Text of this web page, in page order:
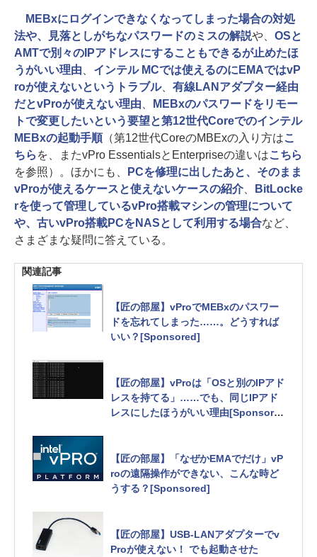
MEBxにログインできなくなってしまった場合の対処
法や、見落としがちなパスワードのミスの解説や、 OSと
AMTで別々のIPアドレスにすることもできるが止めたほ
うがいい理由
インテル MCでは使えるのにEMAではvP
roが使えないというトラブル、 有線LANアダプター経由
だとvProが使えない理由
MEBxのパスワードをリモー
トで変更したいという要望と第12世代Coreでのインテル
MEBxの起動手順（第12世代CoreのMBExの入り方はこ
ちら を、またvPro EssentialsとEnterpriseの違いはこちら
を参照）。ほかにも、
PCを修理に出したあと、そのまま
vProが使えるケースと使えないケースの紹介、
BitLocke
rを使って管理しているvPro搭載マシンの管理について
や、古いvPro搭載PCをNASとして利用する場合など、
さまざまな疑問に答えている。
関連記事
【匠の部屋】vProでMEBxのパスワー
ドを忘れてしまった……。どうすれば
いい？[Sponsored]
【匠の部屋】vProは「OSと別のIPアド
レスを持てる」……でも、同じIPアド
レスにしたほうがいい理由[Sponsore
【匠の部屋】「なぜかEMAでだけ」vP
roの遠隔操作ができない、こんな時ど
うする？[Sponsored]
【匠の部屋】USB-LANアダプターでv
Proが使えない！ でも起動させた